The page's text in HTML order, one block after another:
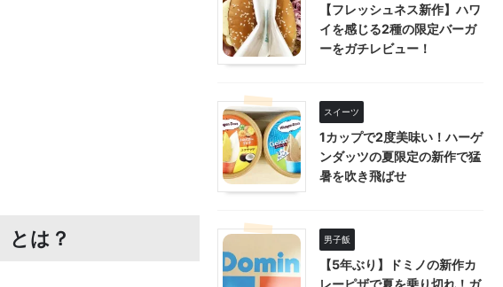
は？
【フレッシュネス新作】ハワ
イを感じる2種の限定バーガ
ーをガチレビュー！
スイーツ
1カップで2度美味い！ハーゲ
ンダッツの夏限定の新作で猛
暑を吹き飛ばせ
男子飯
【5年ぶり】ドミノの新作カ
レーピザで夏を乗り切れ！ガ